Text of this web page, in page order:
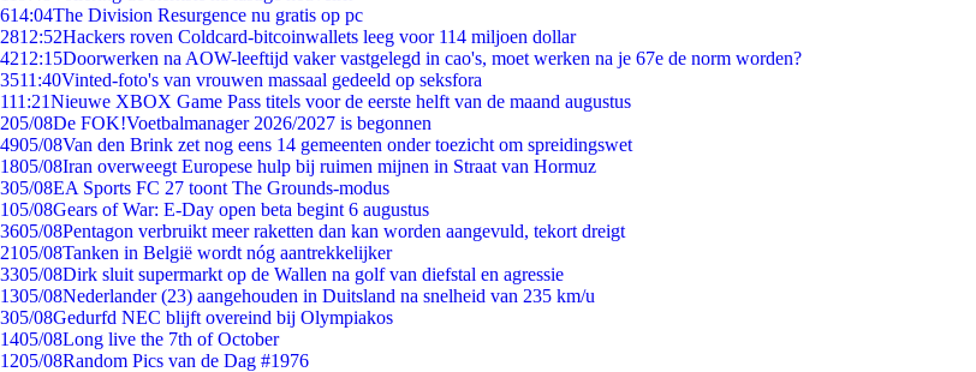
614:04The Division Resurgence nu gratis op pc
2812:52Hackers roven Coldcard-bitcoinwallets leeg voor 114 miljoen dollar
4212:15Doorwerken na AOW-leeftijd vaker vastgelegd in cao's, moet werken na je 67e de norm worden?
3511:40Vinted-foto's van vrouwen massaal gedeeld op seksfora
111:21Nieuwe XBOX Game Pass titels voor de eerste helft van de maand augustus
205/08De FOK!Voetbalmanager 2026/2027 is begonnen
4905/08Van den Brink zet nog eens 14 gemeenten onder toezicht om spreidingswet
1805/08Iran overweegt Europese hulp bij ruimen mijnen in Straat van Hormuz
305/08EA Sports FC 27 toont The Grounds-modus
105/08Gears of War: E-Day open beta begint 6 augustus
3605/08Pentagon verbruikt meer raketten dan kan worden aangevuld, tekort dreigt
2105/08Tanken in België wordt nóg aantrekkelijker
3305/08Dirk sluit supermarkt op de Wallen na golf van diefstal en agressie
1305/08Nederlander (23) aangehouden in Duitsland na snelheid van 235 km/u
305/08Gedurfd NEC blijft overeind bij Olympiakos
1405/08Long live the 7th of October
1205/08Random Pics van de Dag #1976